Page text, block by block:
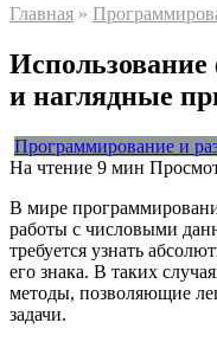
Главная »
и наглядные
Программирование и
На чтение 9 мин
В мире
работы с числовыми
требуется узнать
его знака. В таких
методы, позволяющие
задачи.